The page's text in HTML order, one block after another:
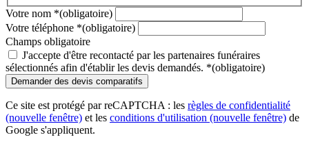
Votre nom *(obligatoire)
Votre téléphone *(obligatoire)
Champs obligatoire
J'accepte d'être recontacté par les partenaires funéraires
sélectionnés afin d'établir les devis demandés. *(obligatoire)
Ce site est protégé par reCAPTCHA : les règles de confidentialité
(nouvelle fenêtre) et les conditions d'utilisation (nouvelle fenêtre) de
Google s'appliquent.